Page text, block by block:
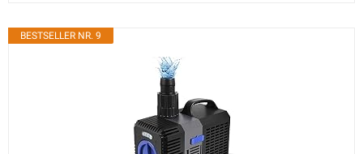
BESTSELLER NR. 9